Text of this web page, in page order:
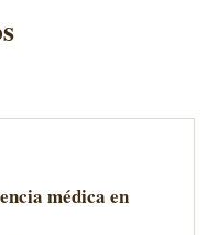
médica en